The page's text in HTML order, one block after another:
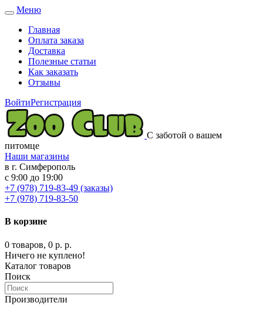
Toggle
navigation
Меню
Главная
Оплата заказа
Доставка
Полезные статьи
Как заказать
Отзывы
ВойтиРегистрация
С заботой о вашем
питомце
Наши магазины
в г. Симферополь
с 9:00 до 19:00
+7 (978) 719-83-49 (заказы)
+7 (978) 719-83-50
В корзине
0 товаров, 0 р. р.
Ничего не куплено!
Каталог товаров
Поиск
Производители